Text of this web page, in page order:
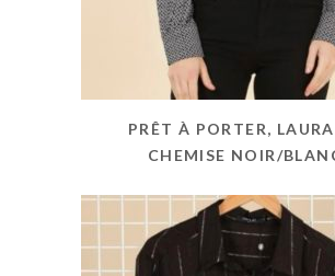
PRÊT À PORTER,
CHEMISE NOIR/